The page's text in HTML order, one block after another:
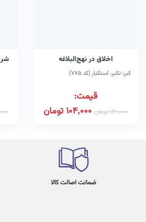
اخلاق در نهج‌البلاغه
کبر، تکبر، استکبار (کد ۷۷۵)
قیمت:
130,000تومان 104,000تومان
ضمانت اصالت کالا